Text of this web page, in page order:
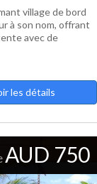
village de bord
à son nom, offrant
avec de
les détails
AUD 750